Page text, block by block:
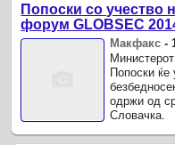
Попоски со учество
форум GLOBSEC
Макфакс -
Попоски ќе
одржи од
Словачка.